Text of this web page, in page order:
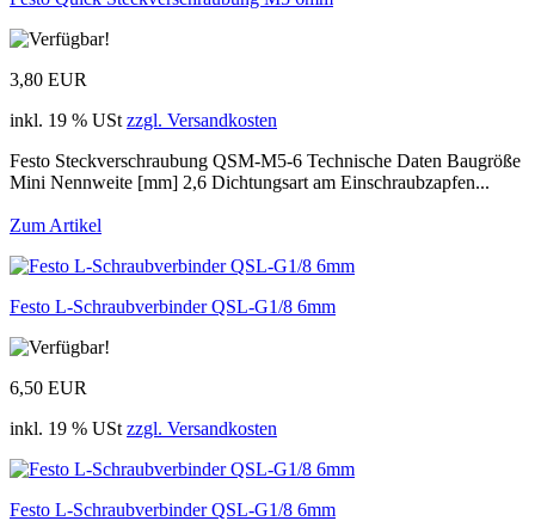
3,80 EUR
inkl. 19 % USt zzgl. Versandkosten
Festo Steckverschraubung QSM-M5-6 Technische Daten Baugröße
Mini Nennweite [mm] 2,6 Dichtungsart am Einschraubzapfen...
Zum Artikel
Festo L-Schraubverbinder QSL-G1/8 6mm
6,50 EUR
inkl. 19 % USt zzgl. Versandkosten
Festo L-Schraubverbinder QSL-G1/8 6mm